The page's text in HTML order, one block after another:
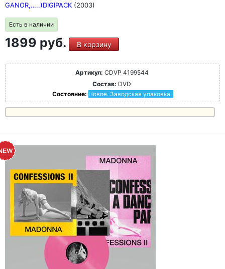
GANOR,…..)DIGIPACK (2003)
Есть в наличии
1899 руб. В корзину
Артикул: CDVP 4199544
Состав: DVD
Состояние: Новое. Заводская упаковка.